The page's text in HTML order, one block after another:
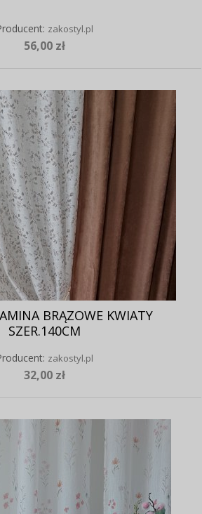
zakostyl.pl
56,00 zł
BRĄZOWE KWIATY
SZER.140CM
zakostyl.pl
32,00 zł